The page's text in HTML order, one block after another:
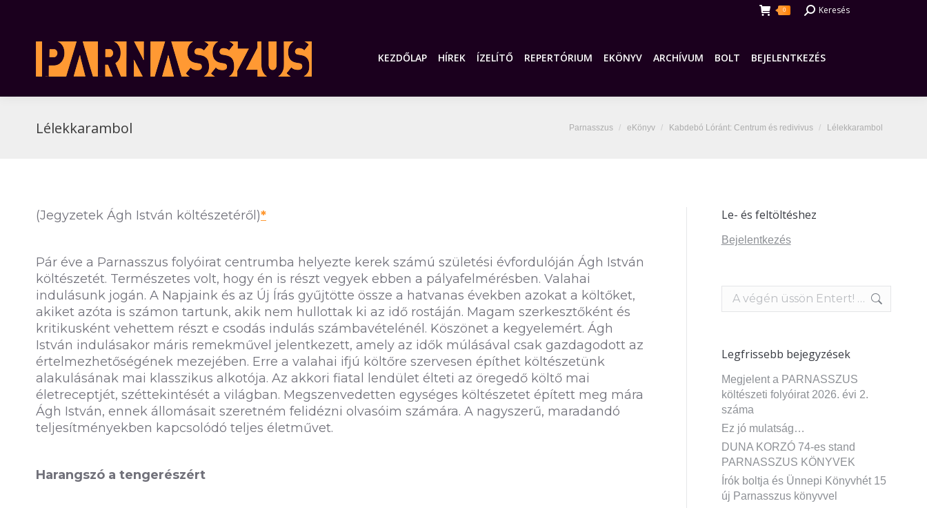
0 Search:Keresés
KEZDŐLAP HÍREK ÍZELÍTŐ REPERTÓRIUM EKÖNYV ARCHÍVUM BOLT BEJELENTKEZÉS
Lélekkarambol You are here:
Parnasszus eKönyv Kabdebó Lóránt: Centrum és redivivus Lélekkarambol
(Jegyzetek Ágh István költészetéről)*
Pár éve a Parnasszus folyóirat centrumba helyezte kerek számú születési évfordulóján Ágh István
költészetét. Természetes volt, hogy én is részt vegyek ebben a pályafelmérésben. Valahai
indulásunk jogán. A Napjaink és az Új Írás gyűjtötte össze a hatvanas években azokat a költőket,
akiket azóta is számon tartunk, akik nem hullottak ki az idő rostáján. Magam szerkesztőként és
kritikusként vehettem részt e csodás indulás számbavételénél. Köszönet a kegyelemért. Ágh
István indulásakor máris remekművel jelentkezett, amely az idők múlásával csak gazdagodott az
értelmezhetőségének mezejében. Erre a valahai ifjú költőre szervesen építhet költészetünk
alakulásának mai klasszikus alkotója. Az akkori fiatal lendület élteti az öregedő költő mai
életreceptjét, széttekintését a világban. Megszenvedetten egységes költészetet épített meg mára
Ágh István, ennek állomásait szeretném felidézni olvasóim számára. A nagyszerű, maradandó
teljesítményekben kapcsolódó teljes életművet.
Harangszó a tengerészért
Le- és feltöltéshez
Bejelentkezés
Search:
Legfrissebb bejegyzések
Megjelent a PARNASSZUS
költészeti folyóirat 2026. évi 2.
száma
Ez jó mulatság…
DUNA KORZÓ 74-es stand
PARNASSZUS KÖNYVEK
Írók boltja és Ünnepi Könyvhét 15
új Parnasszus könyvvel